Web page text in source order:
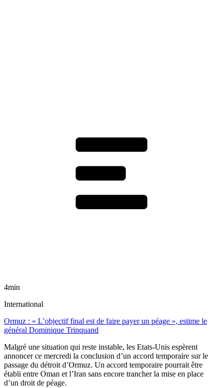
4min
International
Ormuz : « L’objectif final est de faire payer un péage », estime le
général Dominique Trinquand
Malgré une situation qui reste instable, les Etats-Unis espèrent
annoncer ce mercredi la conclusion d’un accord temporaire sur le
passage du détroit d’Ormuz. Un accord temporaire pourrait être
établi entre Oman et l’Iran sans encore trancher la mise en place
d’un droit de péage.